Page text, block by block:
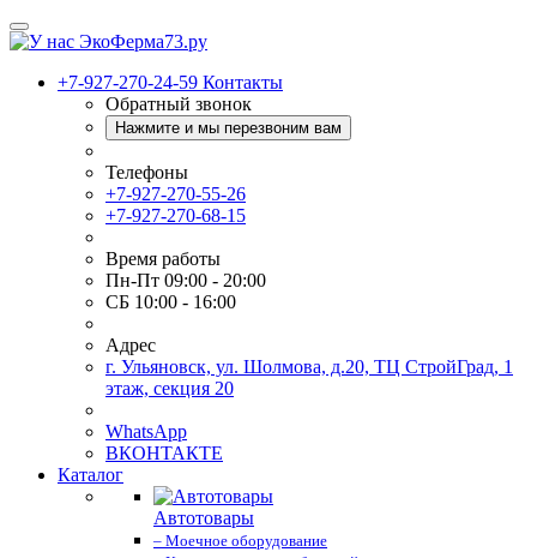
+7-927-270-24-59 Контакты
Обратный звонок
Нажмите и мы перезвоним вам
Телефоны
+7-927-270-55-26
+7-927-270-68-15
Время работы
Пн-Пт 09:00 - 20:00
СБ 10:00 - 16:00
Адрес
г. Ульяновск, ул. Шолмова, д.20, ТЦ СтройГрад, 1
этаж, секция 20
WhatsApp
ВКОНТАКТЕ
Каталог
Автотовары
– Моечное оборудование